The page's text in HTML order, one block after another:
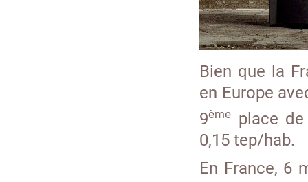
Bien que la
en Europe
9ème place
0,15 tep/hab.
En France, 6